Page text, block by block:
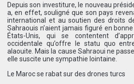
Depuis son investiture, le nouveau
a, en effet, souligné que son pays
international et au soutien des droits
Sahraouis n’aient jamais figuré en
États-Unis, qui se contentent
occidentale qu’offre le statu quo
alaouite. Mais la cause Sahraoui ne
elle suscite une sympathie lointaine.
Le Maroc se rabat sur des drones turcs